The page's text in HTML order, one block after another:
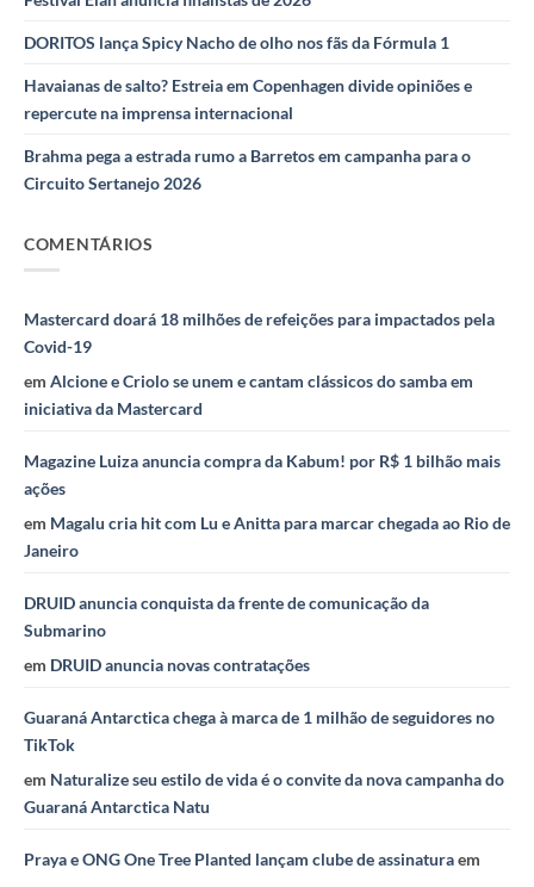
DORITOS lança Spicy Nacho de olho nos fãs da Fórmula 1
Havaianas de salto? Estreia em Copenhagen divide opiniões e
repercute na imprensa internacional
Brahma pega a estrada rumo a Barretos em campanha para o
Circuito Sertanejo 2026
COMENTÁRIOS
Mastercard doará 18 milhões de refeições para impactados pela
Covid-19
em Alcione e Criolo se unem e cantam clássicos do samba em
iniciativa da Mastercard
Magazine Luiza anuncia compra da Kabum! por R$ 1 bilhão mais
ações
em Magalu cria hit com Lu e Anitta para marcar chegada ao Rio de
Janeiro
DRUID anuncia conquista da frente de comunicação da
Submarino
em DRUID anuncia novas contratações
Guaraná Antarctica chega à marca de 1 milhão de seguidores no
TikTok
em Naturalize seu estilo de vida é o convite da nova campanha do
Guaraná Antarctica Natu
Praya e ONG One Tree Planted lançam clube de assinaturaem